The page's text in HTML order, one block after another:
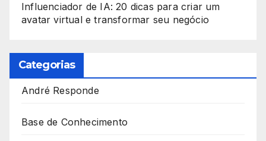
Influenciador de IA: 20 dicas para criar um
avatar virtual e transformar seu negócio
Categorias
André Responde
Base de Conhecimento